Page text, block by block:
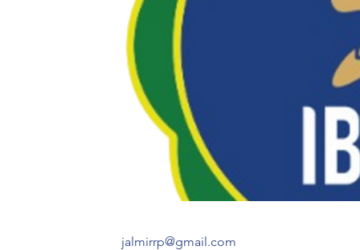
jalmirrp@gmail.com